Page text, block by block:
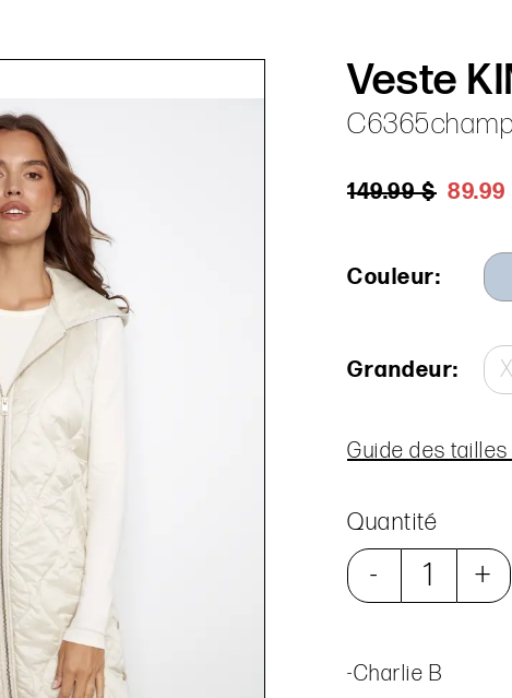
Veste
149.99 $ 89.99
Couleur:
Grandeur:
Guide des tailles
Quantité
- +
-Charlie B